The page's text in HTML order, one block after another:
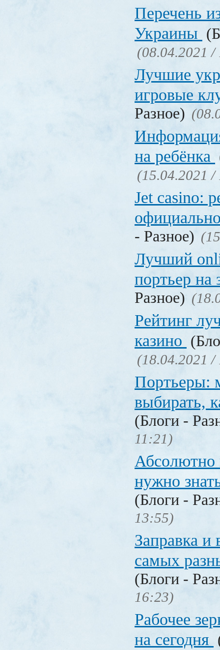
Перечень
Украины
(08.04.2021 /
Лучшие
игровые
Разное)
на ребёнка
(15.04.2021 /
Jet casino:
- Разное)
Лучший
портьер на
Разное)
Рейтинг
казино
(18.04.2021 /
Портьеры:
выбирать,
(Блоги -
11:21)
Абсолютно
нужно
(Блоги -
13:55)
Заправка и
самых
(Блоги -
16:23)
Рабочее
на сегодня